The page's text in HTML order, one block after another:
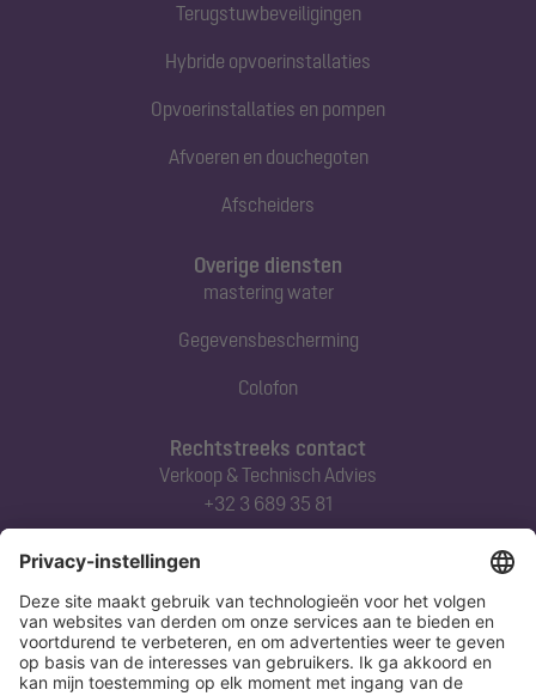
Terugstuwbeveiligingen
Hybride opvoerinstallaties
Opvoerinstallaties en pompen
Afvoeren en douchegoten
Afscheiders
Rechtstreeks contact
Verkoop & Technisch Advies
+32 3 689 35 81
Abonneert u zich op onze nieuwsbrief
Nu aanmelden
Overige diensten
mastering water
Gegevensbescherming
Colofon